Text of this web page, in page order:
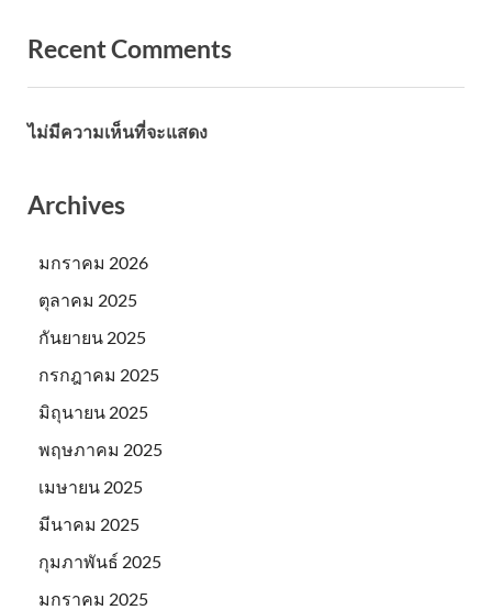
Recent Comments
ไม่มีความเห็นที่จะแสดง
Archives
มกราคม 2026
ตุลาคม 2025
กันยายน 2025
กรกฎาคม 2025
มิถุนายน 2025
พฤษภาคม 2025
เมษายน 2025
มีนาคม 2025
กุมภาพันธ์ 2025
มกราคม 2025